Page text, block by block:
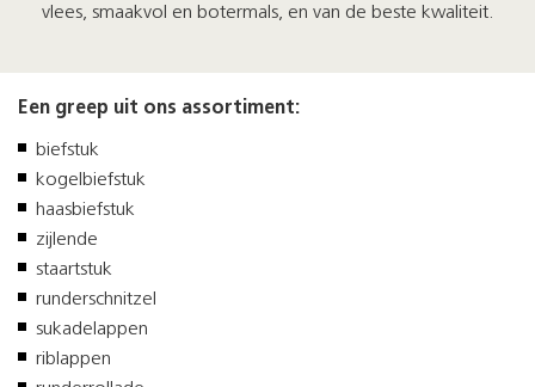
vlees, smaakvol en botermals, en van de beste kwaliteit.
Een greep uit ons assortiment:
biefstuk
kogelbiefstuk
haasbiefstuk
zijlende
staartstuk
runderschnitzel
sukadelappen
riblappen